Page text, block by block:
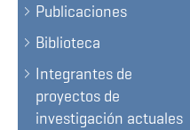
Publicaciones
Biblioteca
Integrantes de
proyectos de
investigación actuales